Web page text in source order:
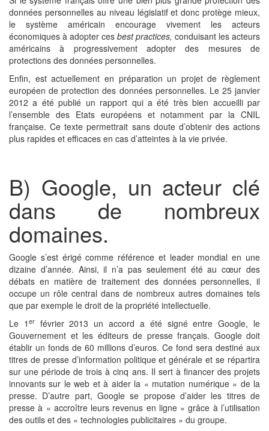
données personnelles au niveau législatif et donc protège mieux,
le système américain encourage vivement les acteurs
économiques à adopter ces best practices, conduisant les acteurs
américains à progressivement adopter des mesures de
protections des données personnelles.
Enfin, est actuellement en préparation un projet de règlement
européen de protection des données personnelles. Le 25 janvier
2012 a été publié un rapport qui a été très bien accueilli par
l’ensemble des Etats européens et notamment par la CNIL
française. Ce texte permettrait sans doute d’obtenir des actions
plus rapides et efficaces en cas d’atteintes à la vie privée.
B) Google, un acteur clé
dans de nombreux
domaines.
Google s’est érigé comme référence et leader mondial en une
dizaine d’année. Ainsi, il n’a pas seulement été au cœur des
débats en matière de traitement des données personnelles, il
occupe un rôle central dans de nombreux autres domaines tels
que par exemple le droit de la propriété intellectuelle.
Le 1 erfévrier 2013 un accord a été signé entre Google, le
Gouvernement et les éditeurs de presse français. Google doit
établir un fonds de 60 millions d’euros. Ce fond sera destiné aux
titres de presse d’information politique et générale et se répartira
sur une période de trois à cinq ans. Il sert à financer des projets
innovants sur le web et à aider la « mutation numérique » de la
presse. D’autre part, Google se propose d’aider les titres de
presse à « accroître leurs revenus en ligne » grâce à l’utilisation
des outils et des « technologies publicitaires » du groupe.